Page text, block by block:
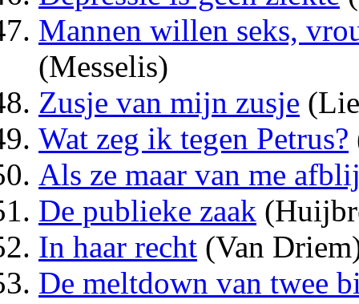
Mannen willen seks,
(Messelis)
Zusje van mijn zusje
Wat zeg ik tegen Petrus?
Als ze maar van me
De publieke zaak
In haar recht (Van
De meltdown van twee